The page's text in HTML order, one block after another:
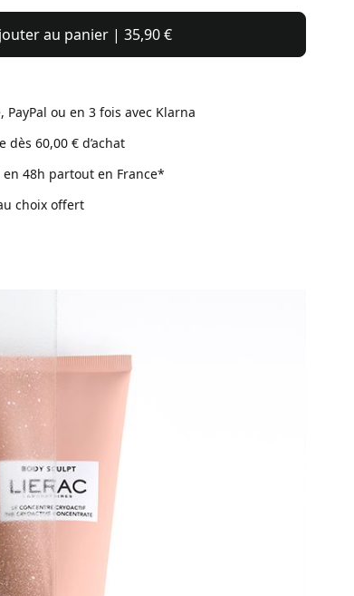
au panier | 35,90 €
PayPal ou en 3 fois avec Klarna
dès 60,00 € d’achat
48h partout en France*
choix offert